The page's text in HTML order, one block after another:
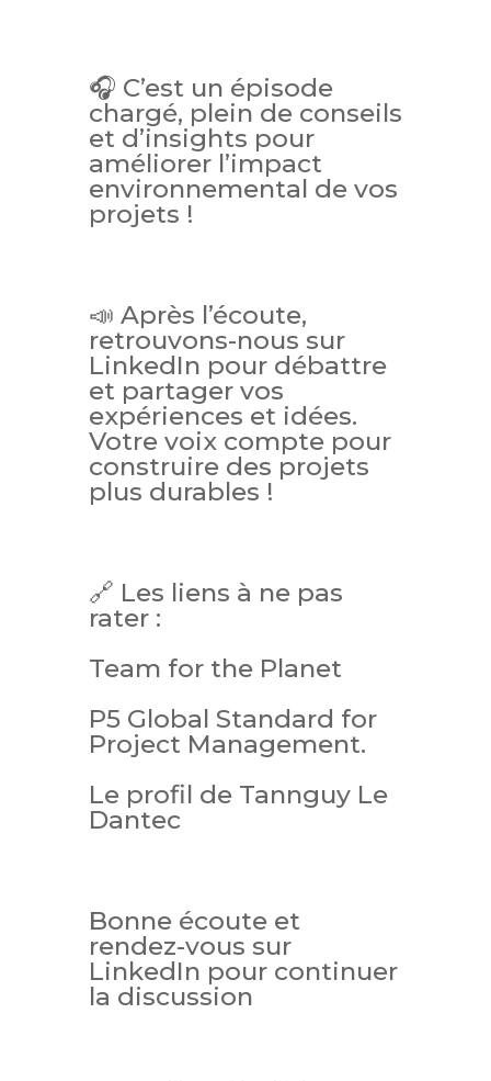
🎧 C’est un épisode
chargé, plein de conseils
et d’insights pour
améliorer l’impact
environnemental de vos
projets !
📣 Après l’écoute,
retrouvons-nous sur
LinkedIn pour débattre
et partager vos
expériences et idées.
Votre voix compte pour
construire des projets
plus durables !
🔗 Les liens à ne pas
rater :
Team for the Planet
P5 Global Standard for
Project Management.
Le profil de Tannguy Le
Dantec
Bonne écoute et
rendez-vous sur
LinkedIn pour continuer
la discussion